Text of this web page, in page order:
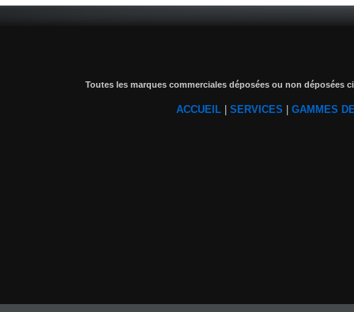
Toutes les marques commerciales déposées ou non déposées
ACCUEIL SERVICES GAMMES